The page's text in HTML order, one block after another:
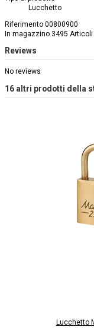
Lucchetto
Riferimento 00800900
In magazzino 3495 Articoli
Reviews
No reviews
16 altri prodotti della
Lucchetto